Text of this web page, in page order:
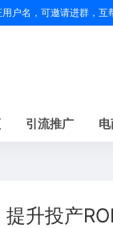
户名，可邀请进群，互
引流推广
升投产